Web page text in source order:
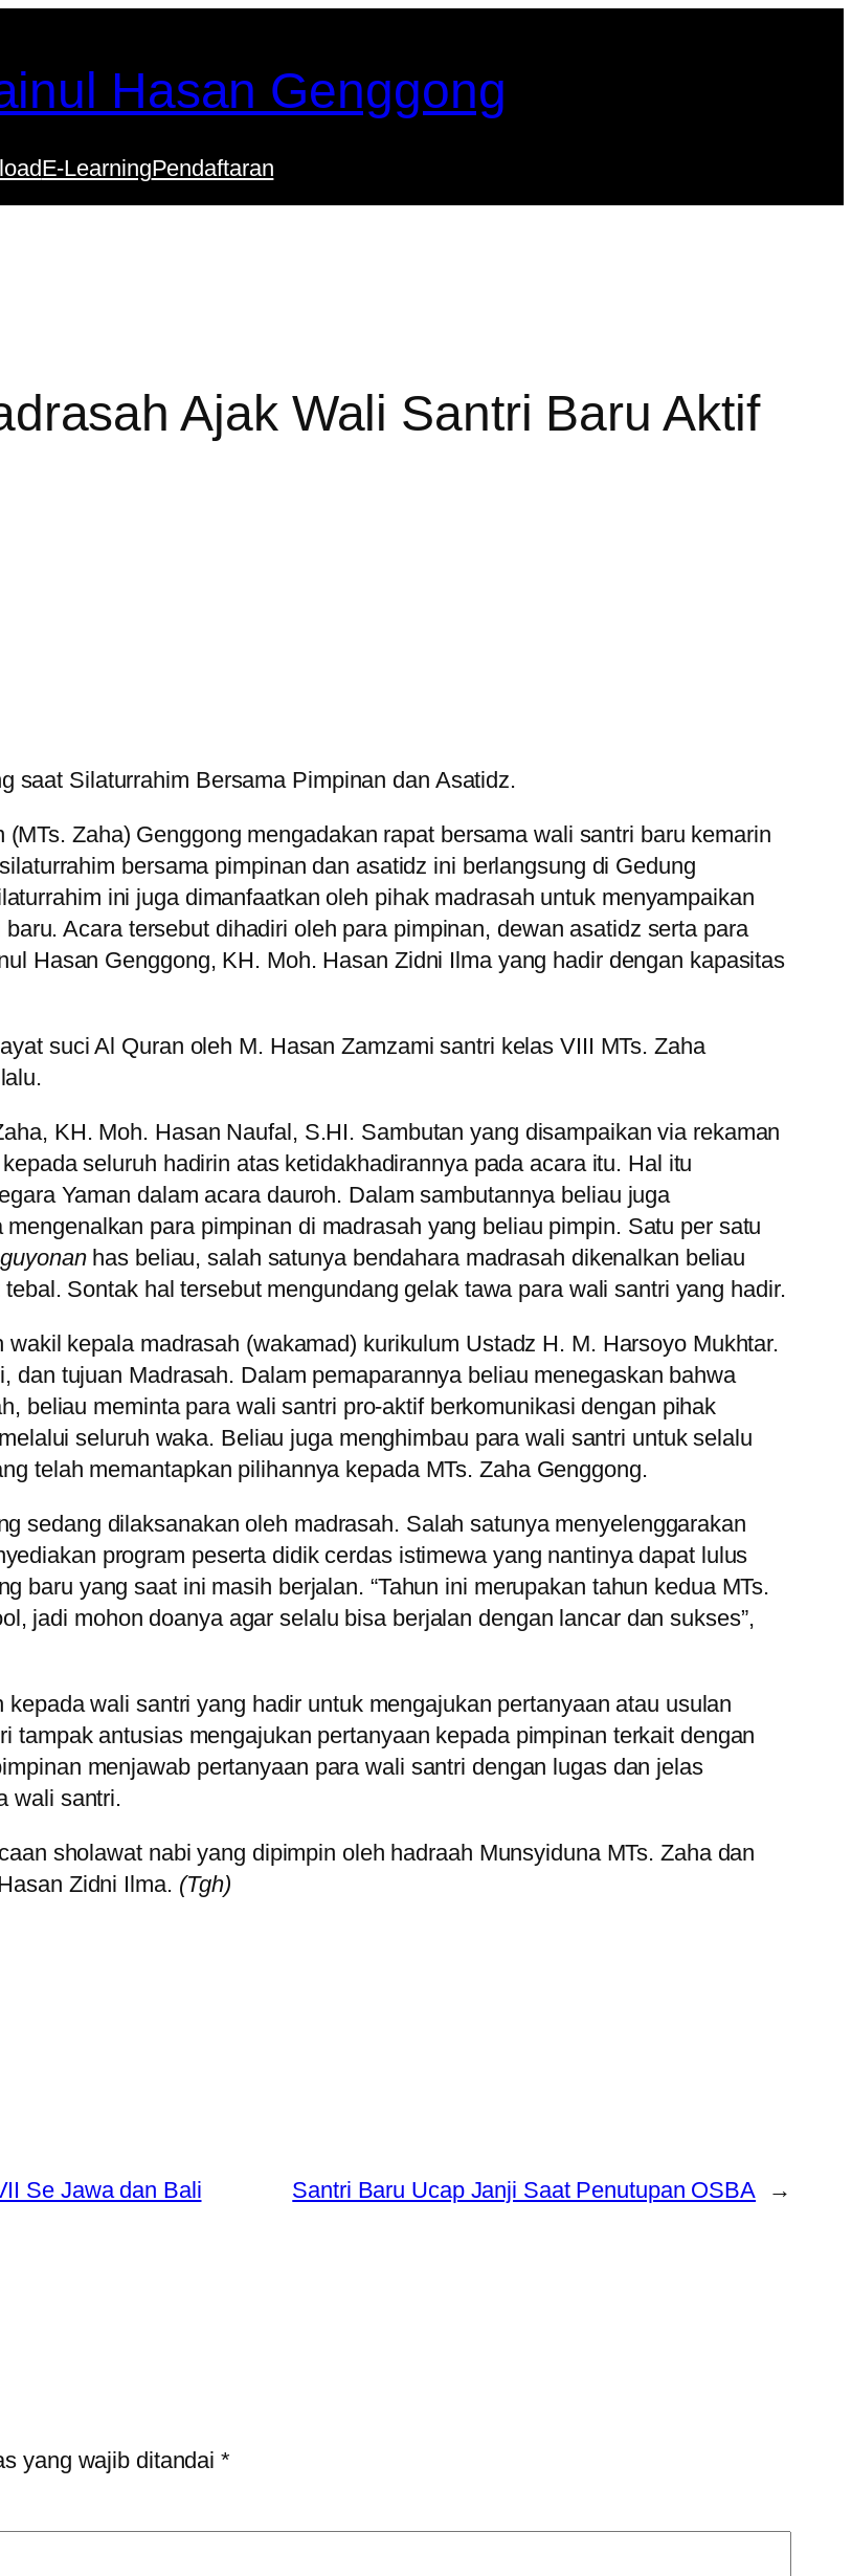
Hasan Genggong
E-LearningPendaftaran
Ajak Wali Santri Baru Aktif
saat Silaturrahim Bersama Pimpinan dan Asatidz.
Zaha) Genggong mengadakan rapat bersama wali santri baru kemarin
bersama pimpinan dan asatidz ini berlangsung di Gedung
ini juga dimanfaatkan oleh pihak madrasah untuk menyampaikan
Acara tersebut dihadiri oleh para pimpinan, dewan asatidz serta para
Hasan Genggong, KH. Moh. Hasan Zidni Ilma yang hadir dengan kapasitas
suci Al Quran oleh M. Hasan Zamzami santri kelas VIII MTs. Zaha
KH. Moh. Hasan Naufal, S.HI. Sambutan yang disampaikan via rekaman
seluruh hadirin atas ketidakhadirannya pada acara itu. Hal itu
Yaman dalam acara dauroh. Dalam sambutannya beliau juga
para pimpinan di madrasah yang beliau pimpin. Satu per satu
guyonan has beliau, salah satunya bendahara madrasah dikenalkan beliau
Sontak hal tersebut mengundang gelak tawa para wali santri yang hadir.
kepala madrasah (wakamad) kurikulum Ustadz H. M. Harsoyo Mukhtar.
dan tujuan Madrasah. Dalam pemaparannya beliau menegaskan bahwa
beliau meminta para wali santri pro-aktif berkomunikasi dengan pihak
seluruh waka. Beliau juga menghimbau para wali santri untuk selalu
telah memantapkan pilihannya kepada MTs. Zaha Genggong.
sedang dilaksanakan oleh madrasah. Salah satunya menyelenggarakan
program peserta didik cerdas istimewa yang nantinya dapat lulus
baru yang saat ini masih berjalan. “Tahun ini merupakan tahun kedua MTs.
jadi mohon doanya agar selalu bisa berjalan dengan lancar dan sukses”,
wali santri yang hadir untuk mengajukan pertanyaan atau usulan
tampak antusias mengajukan pertanyaan kepada pimpinan terkait dengan
menjawab pertanyaan para wali santri dengan lugas dan jelas
wali santri.
sholawat nabi yang dipimpin oleh hadraah Munsyiduna MTs. Zaha dan
Zidni Ilma. (Tgh)
Se Jawa dan Bali Santri Baru Ucap Janji Saat Penutupan OSBA →
yang wajib ditandai*